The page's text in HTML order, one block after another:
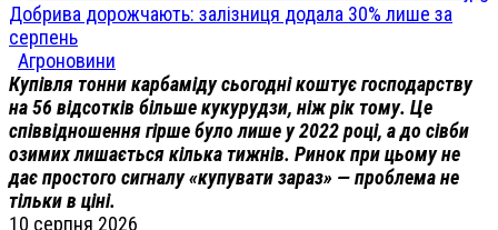
Добрива дорожчають: залізниця додала 30% лише за
серпень
Агроновини
Купівля тонни карбаміду сьогодні коштує господарству
на 56 відсотків більше кукурудзи, ніж рік тому. Це
співвідношення гірше було лише у 2022 році, а до сівби
озимих лишається кілька тижнів. Ринок при цьому не
дає простого сигналу «купувати зараз» — проблема не
тільки в ціні.
10 серпня 2026